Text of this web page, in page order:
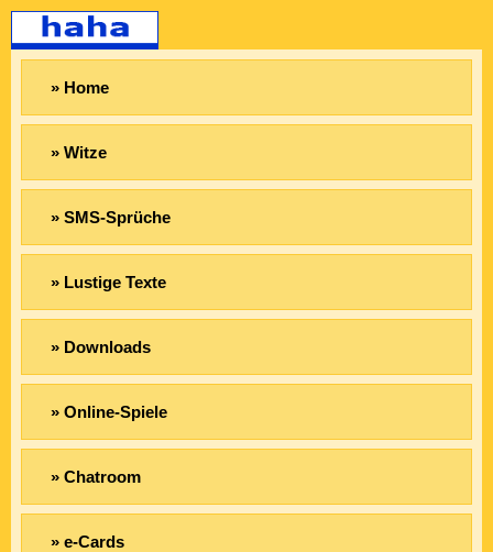
» Home
» Witze
» SMS-Sprüche
» Lustige Texte
» Downloads
» Online-Spiele
» Chatroom
» e-Cards